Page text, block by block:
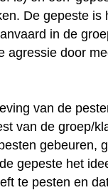
De gepeste is
in de
agressie door
van de
van de groep/
gebeuren,
gepeste het
te pesten en